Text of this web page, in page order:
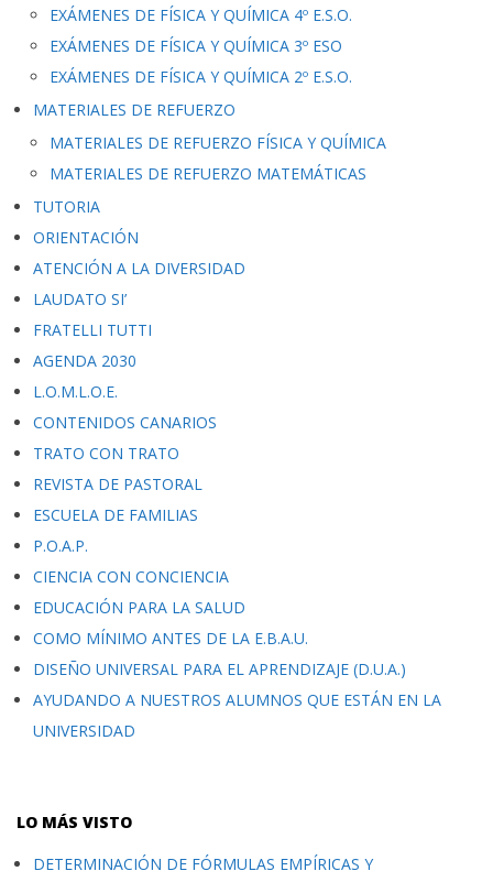
EXÁMENES DE FÍSICA Y QUÍMICA 4º E.S.O.
EXÁMENES DE FÍSICA Y QUÍMICA 3º ESO
EXÁMENES DE FÍSICA Y QUÍMICA 2º E.S.O.
MATERIALES DE REFUERZO
MATERIALES DE REFUERZO FÍSICA Y QUÍMICA
MATERIALES DE REFUERZO MATEMÁTICAS
TUTORIA
ORIENTACIÓN
ATENCIÓN A LA DIVERSIDAD
LAUDATO SI’
FRATELLI TUTTI
AGENDA 2030
L.O.M.L.O.E.
CONTENIDOS CANARIOS
TRATO CON TRATO
REVISTA DE PASTORAL
ESCUELA DE FAMILIAS
P.O.A.P.
CIENCIA CON CONCIENCIA
EDUCACIÓN PARA LA SALUD
COMO MÍNIMO ANTES DE LA E.B.A.U.
DISEÑO UNIVERSAL PARA EL APRENDIZAJE (D.U.A.)
AYUDANDO A NUESTROS ALUMNOS QUE ESTÁN EN LA
UNIVERSIDAD
LO MÁS VISTO
DETERMINACIÓN DE FÓRMULAS EMPÍRICAS Y